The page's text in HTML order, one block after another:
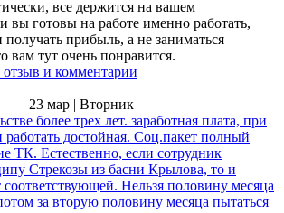
все держится на вашем
вы готовы на работе именно работать,
прибыль, а не заниматься
вам тут очень понравится.
и комментарии
23 мар | Вторник
более трех лет. заработная плата, при
достойная. Соц.пакет полный
ТК. Естественно, если сотрудник
Стрекозы из басни Крылова, то и
соответствующей. Нельзя половину месяца
за вторую половину месяца пытаться